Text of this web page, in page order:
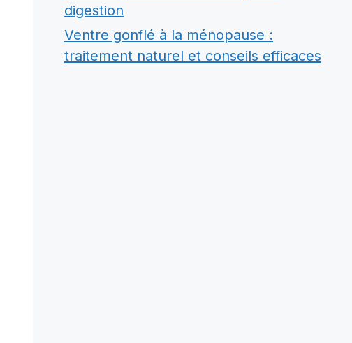
digestion
Ventre gonflé à la ménopause :
traitement naturel et conseils efficaces